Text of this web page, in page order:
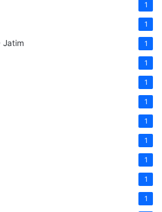
1
1
Jatim 1
1
1
1
1
1
1
1
1